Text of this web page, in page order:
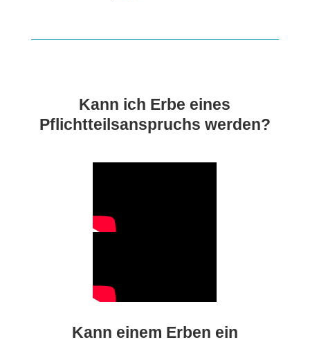
Kann ich Erbe eines
Pflichtteilsanspruchs werden?
Kann einem Erben ein